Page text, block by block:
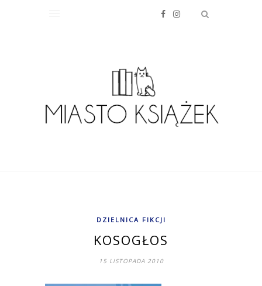
DZIELNICA FIKCJI
KOSOGŁOS
15 LISTOPADA 2010